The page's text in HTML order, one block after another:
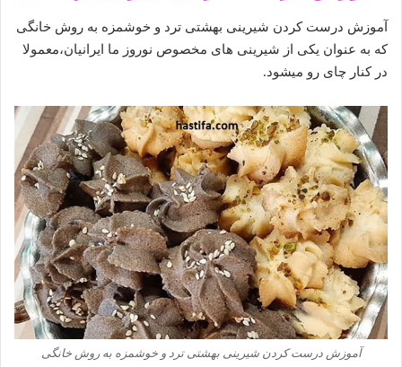
آموزش درست کردن شیرینی بهشتی ترد و خوشمزه به روش خانگی
که به عنوان یکی از شیرینی های مخصوص نوروز ما ایرانیان،معمولا
در کنار چای رو میشود.
آموزش درست کردن شیرینی بهشتی ترد و خوشمزه به روش خانگی